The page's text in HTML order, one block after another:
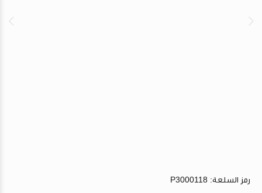
رمز السلعة: